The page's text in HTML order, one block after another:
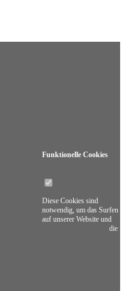
Funktionelle Cookies
Diese Cookies sind
notwendig, um das Surfen
auf unserer Website und
die